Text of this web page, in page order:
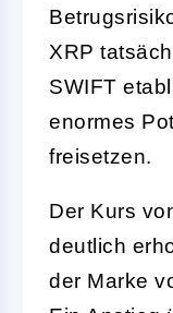
XRP
SWIFT
enormes
freisetzen.
Der Kurs
deutlich
der Marke